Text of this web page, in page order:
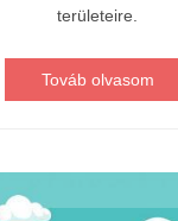
területeire.
Továb olvasom